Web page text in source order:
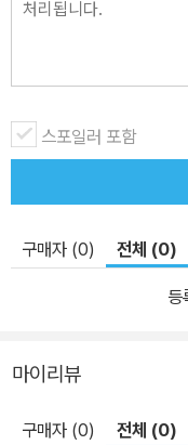
스포일러 포함
구매자 (0) 전체 (0)
등
마이리뷰
구매자 (0) 전체 (0)